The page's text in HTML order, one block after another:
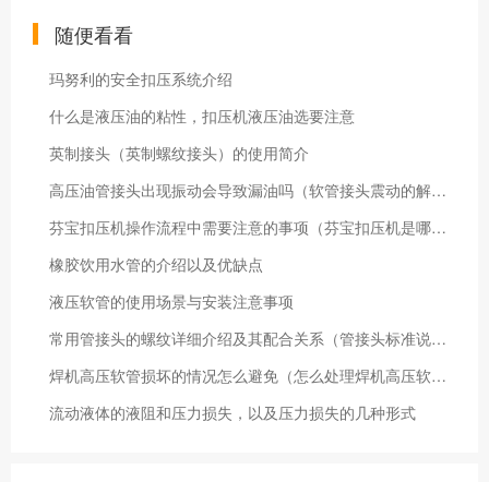
随便看看
玛努利的安全扣压系统介绍
什么是液压油的粘性，扣压机液压油选要注意
英制接头（英制螺纹接头）的使用简介
高压油管接头出现振动会导致漏油吗（软管接头震动的解决方法）
芬宝扣压机操作流程中需要注意的事项（芬宝扣压机是哪个国家的）
橡胶饮用水管的介绍以及优缺点
液压软管的使用场景与安装注意事项
常用管接头的螺纹详细介绍及其配合关系（管接头标准说明）
焊机高压软管损坏的情况怎么避免（怎么处理焊机高压软管损坏）
流动液体的液阻和压力损失，以及压力损失的几种形式